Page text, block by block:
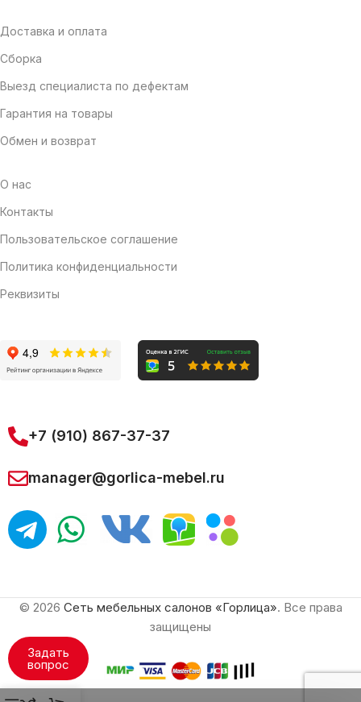
Доставка и оплата
Сборка
Выезд специалиста по дефектам
Гарантия на товары
Обмен и возврат
О нас
Контакты
Пользовательское соглашение
Политика конфиденциальности
Реквизиты
+7 (910) 867-37-37
manager@gorlica-mebel.ru
Задать
вопрос
© 2026 Сеть мебельных салонов «Горлица». Все права
защищены